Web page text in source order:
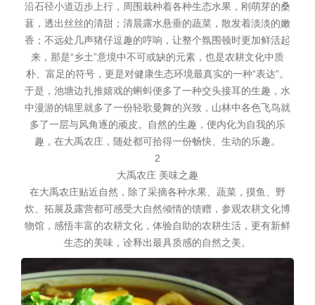
沿石径小道迈步上行，周围栽种着各种生态水果，刚萌芽的桑
葚，透出丝丝的清甜；清晨露水悬垂的蔬菜，散发着淡淡的嫩
香；不远处几声猪仔逗趣的哼响，让整个氛围顿时更加鲜活起
来，那是“乡土”意境中不可或缺的元素，也是农耕文化中质
朴、富足的符号，更是对健康生态环境最真实的一种“表达”。
于是，池塘边扎推嬉戏的蝌蚪便多了一种交头接耳的生趣，水
中漫游的锦里就多了一份轻歌曼舞的兴致，山林中各色飞鸟就
多了一层与风角逐的顽皮。自然的生趣，便内化为自我的乐
趣，在大禹农庄，随处都可拾得一份畅快、生动的乐趣。
2
大禹农庄 美味之趣
在大禹农庄贴近自然，除了采摘各种水果、蔬菜，摸鱼、野
炊、拓展及露营都可感受大自然倾情的馈赠，参观农耕文化博
物馆，感悟丰富的农耕文化，体验自助的农耕生活，更有新鲜
生态的美味，诠释出最具质感的自然之美。